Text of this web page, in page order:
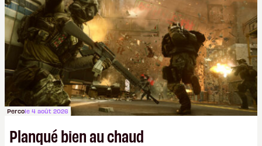
FCetBattlefield, puis virer le reste.P.
Percole 4 août 2026
Planqué bien au chaud